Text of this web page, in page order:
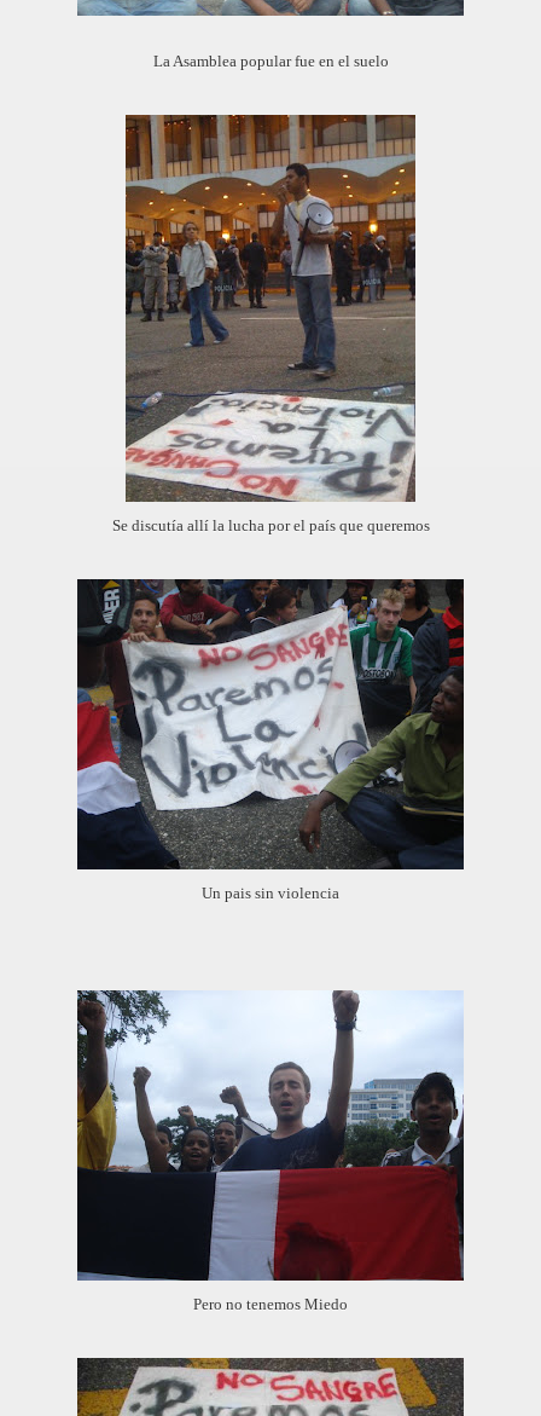
La Asamblea popular fue en el suelo
Se discutía allí la lucha por el país que queremos
Un pais sin violencia
Pero no tenemos Miedo